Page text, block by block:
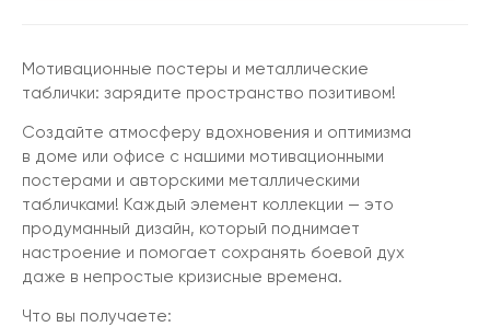
Мотивационные постеры и металлические
таблички: зарядите пространство позитивом!
Создайте атмосферу вдохновения и оптимизма
в доме или офисе с нашими мотивационными
постерами и авторскими металлическими
табличками! Каждый элемент коллекции — это
продуманный дизайн, который поднимает
настроение и помогает сохранять боевой дух
даже в непростые кризисные времена.
Что вы получаете: